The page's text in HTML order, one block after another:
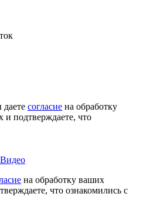
согласие на обработку
подтверждаете, что
на обработку ваших
что ознакомились с